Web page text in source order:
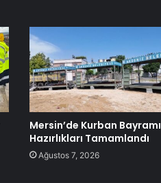
Mersin’de Kurban Bayramı
Hazırlıkları Tamamlandı
Ağustos 7, 2026